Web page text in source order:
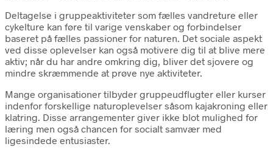
Deltagelse i gruppeaktiviteter som fælles vandreture eller
cykelture kan føre til varige venskaber og forbindelser
baseret på fælles passioner for naturen. Det sociale aspekt
ved disse oplevelser kan også motivere dig til at blive mere
aktiv; når du har andre omkring dig, bliver det sjovere og
mindre skræmmende at prøve nye aktiviteter.
Mange organisationer tilbyder gruppeudflugter eller kurser
indenfor forskellige naturoplevelser såsom kajakroning eller
klatring. Disse arrangementer giver ikke blot mulighed for
læring men også chancen for socialt samvær med
ligesindede entusiaster.